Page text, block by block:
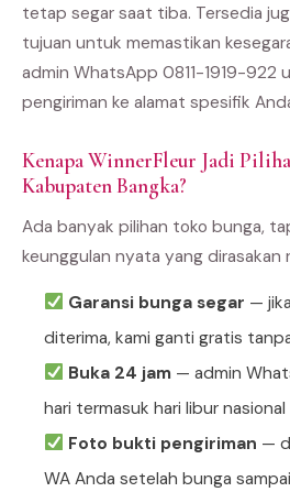
tetap segar saat tiba. Tersedia
tujuan untuk memastikan
admin WhatsApp 0811-1919-922
pengiriman ke alamat spesifik
Kenapa WinnerFleur Jadi
Kabupaten Bangka?
Ada banyak pilihan toko bunga,
keunggulan nyata yang dirasakan
Garansi bunga segar —
diterima, kami ganti gratis
Buka 24 jam— admin
hari termasuk hari libur nasional
Foto bukti pengiriman —
WA Anda setelah bunga